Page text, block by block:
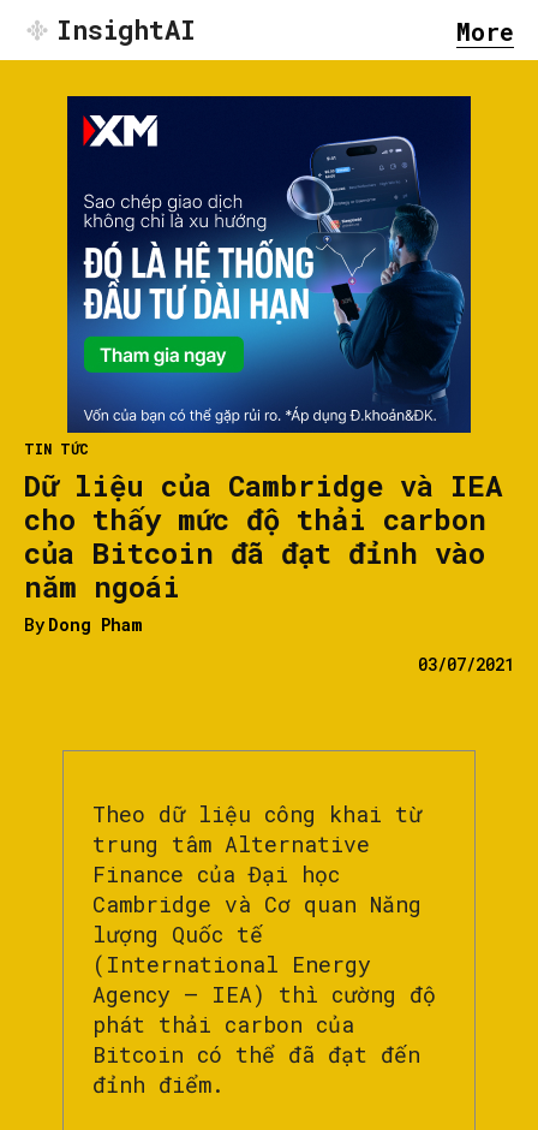
InsightAI More
TIN TỨC
Dữ liệu của Cambridge và IEA
cho thấy mức độ thải carbon
của Bitcoin đã đạt đỉnh vào
năm ngoái
By Dong Pham
03/07/2021
Theo dữ liệu công khai từ
trung tâm Alternative
Finance của Đại học
Cambridge và Cơ quan Năng
lượng Quốc tế
(International Energy
Agency – IEA) thì cường độ
phát thải carbon của
Bitcoin có thể đã đạt đến
đỉnh điểm.